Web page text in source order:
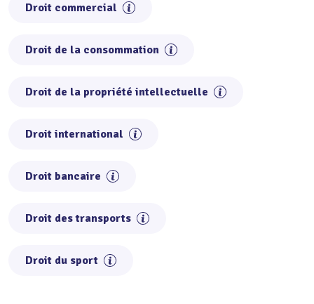
Droit commercial
Droit de la consommation
Droit de la propriété intellectuelle
Droit international
Droit bancaire
Droit des transports
Droit du sport